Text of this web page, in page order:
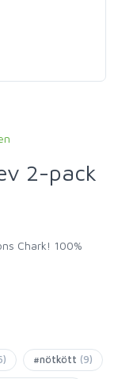
2-pack
Chark! 100%
#nötkött (9)